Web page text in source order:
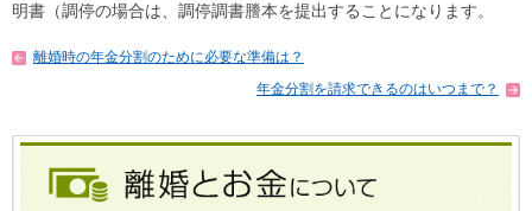
明書（調停の場合は、調停調書謄本を提出することになります。
離婚時の年金分割のために必要な準備は？
年金分割を請求できるのはいつまで？